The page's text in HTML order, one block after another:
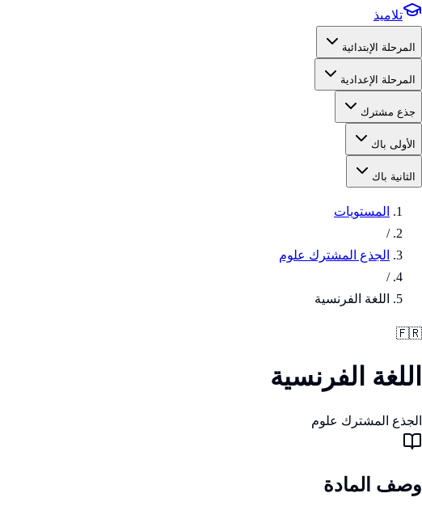
تلاميذ
المرحلة الإبتدائية
المرحلة الإعدادية
جذع مشترك
الأولى باك
الثانية باك
المستويات
/
الجذع المشترك علوم
/
اللغة الفرنسية
🇫🇷
اللغة الفرنسية
الجذع المشترك علوم
وصف المادة